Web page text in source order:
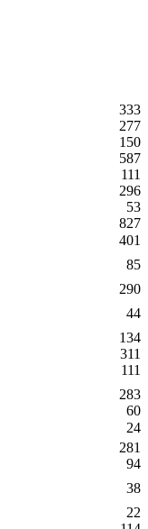
333
277
150
587
111
296
53
827
401
85
290
44
134
311
111
283
60
24
281
94
38
22